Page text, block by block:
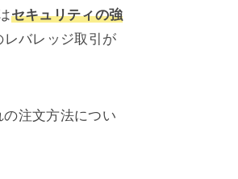
セキュリティの強
バレッジ取引が
注文方法につい